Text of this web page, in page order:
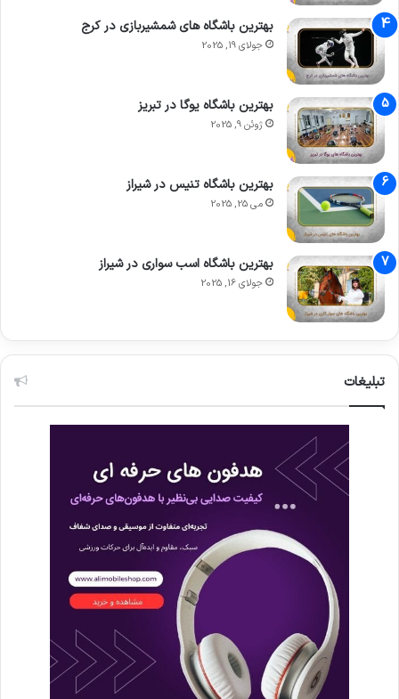
بهترین باشگاه های شمشیربازی در کرج
جولای 19, 2025
بهترین باشگاه یوگا در تبریز
ژوئن 9, 2025
بهترین باشگاه تنیس در شیراز
می 25, 2025
بهترین باشگاه اسب سواری در شیراز
جولای 16, 2025
تبلیغات